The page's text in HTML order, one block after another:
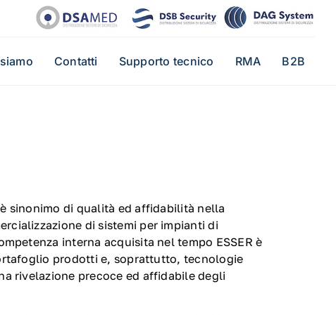
Contatti Supporto tecnico RMA B2B
sinonimo di qualità ed affidabilità nella
di sistemi per impianti di
interna acquisita nel tempo ESSER è
prodotti e, soprattutto, tecnologie
rivelazione precoce ed affidabile degli